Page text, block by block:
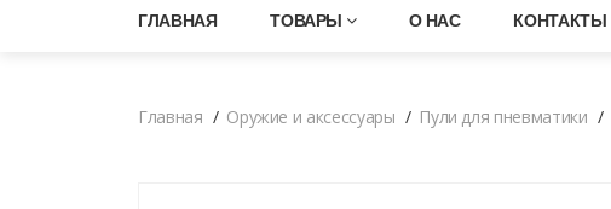
ГЛАВНАЯ ТОВАРЫ О НАС КОНТАКТЫ
Главная Оружие и аксессуары Пули для пневматики